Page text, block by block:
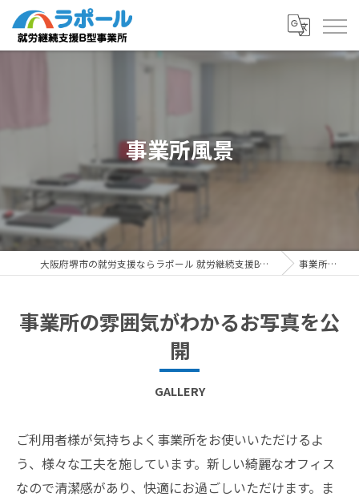
事業所風景
大阪府堺市の就労支援ならラポール 就労継続支援B型事業所 事業所風景
事業所の雰囲気がわかるお写真を公
開
GALLERY
ご利用者様が気持ちよく事業所をお使いいただけるよ
う、様々な工夫を施しています。新しい綺麗なオフィス
なので清潔感があり、快適にお過ごしいただけます。ま